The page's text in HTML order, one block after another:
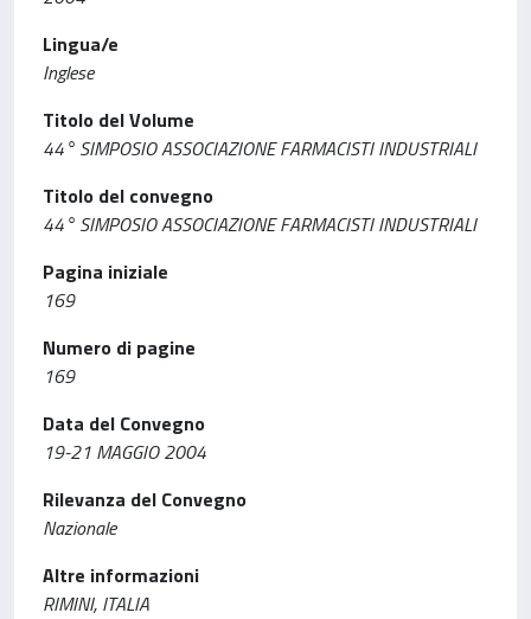
Lingua/e
Inglese
Titolo del Volume
44° SIMPOSIO ASSOCIAZIONE FARMACISTI INDUSTRIALI
Titolo del convegno
44° SIMPOSIO ASSOCIAZIONE FARMACISTI INDUSTRIALI
Pagina iniziale
169
Numero di pagine
169
Data del Convegno
19-21 MAGGIO 2004
Rilevanza del Convegno
Nazionale
Altre informazioni
RIMINI, ITALIA